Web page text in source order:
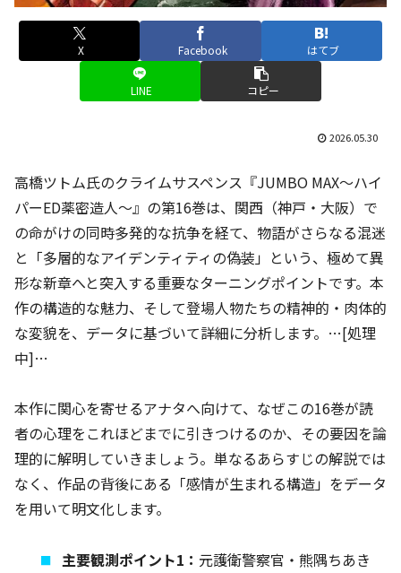
X Facebook はてブ
LINE コピー
2026.05.30
高橋ツトム氏のクライムサスペンス『JUMBO MAX～ハイ
パーED薬密造人～』の第16巻は、関西（神戸・大阪）で
の命がけの同時多発的な抗争を経て、物語がさらなる混迷
と「多層的なアイデンティティの偽装」という、極めて異
形な新章へと突入する重要なターニングポイントです。本
作の構造的な魅力、そして登場人物たちの精神的・肉体的
な変貌を、データに基づいて詳細に分析します。…[処理
中]…
本作に関心を寄せるアナタへ向けて、なぜこの16巻が読
者の心理をこれほどまでに引きつけるのか、その要因を論
理的に解明していきましょう。単なるあらすじの解説では
なく、作品の背後にある「感情が生まれる構造」をデータ
を用いて明文化します。
主要観測ポイント1： 元護衛警察官・熊隅ちあき